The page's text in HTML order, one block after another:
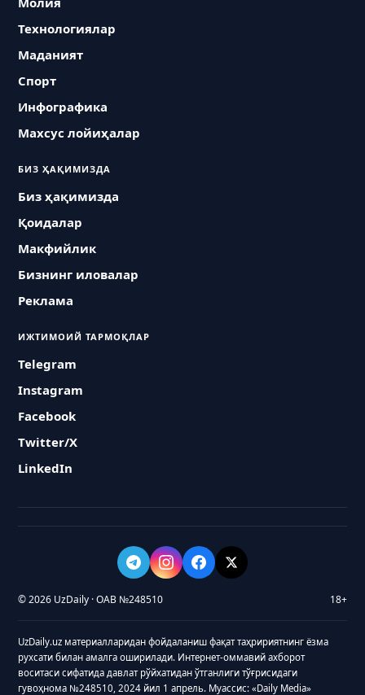
Технологиялар
Маданият
Спорт
Инфографика
Махсус лойиҳалар
БИЗ ҲАҚИМИЗДА
Биз ҳақимизда
Қоидалар
Макфийлик
Бизнинг иловалар
Реклама
ИЖТИМОИЙ ТАРМОҚЛАР
Telegram
Instagram
Facebook
Twitter/X
LinkedIn
© 2026 UzDaily · ОАВ №248510 18+
UzDaily.uz материалларидан фойдаланиш фақат таҳририятнинг ёзма
рухсати билан амалга оширилади. Интернет-оммавий ахборот
воситаси сифатида давлат рўйхатидан ўтганлиги тўғрисидаги
гувоҳнома №248510, 2024 йил 1 апрель. Муассис: «Daily Media»